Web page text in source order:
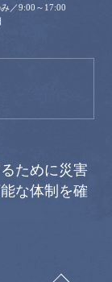
／9:00～17:00
ために災害
な体制を確